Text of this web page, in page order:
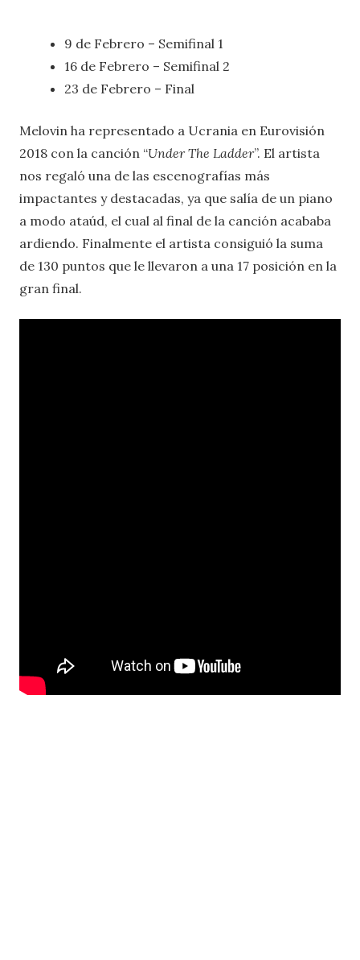
9 de Febrero – Semifinal 1
16 de Febrero – Semifinal 2
23 de Febrero – Final
Melovin ha representado a Ucrania en Eurovisión
2018 con la canción “Under The Ladder”. El artista
nos regaló una de las escenografías más
impactantes y destacadas, ya que salía de un piano
a modo ataúd, el cual al final de la canción acababa
ardiendo. Finalmente el artista consiguió la suma
de 130 puntos que le llevaron a una 17 posición en la
gran final.